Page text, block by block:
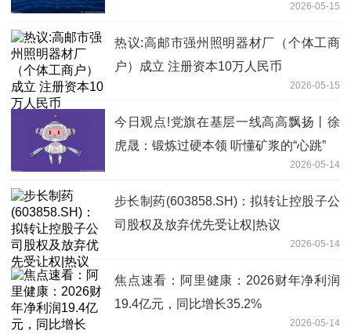
2026-05-15
热议:高邮市强州照明器材厂（个体工商
户）成立 注册资本10万人民币
2026-05-15
今日观点!党旗在基层一线高高飘扬丨徐
虎晟：锻炼过硬本领 听懂矿浆的“心跳”
2026-05-14
步长制药(603858.SH)：拟转让控股子公
司股权及放弃优先受让权|热议
2026-05-14
焦点速看：阿里健康：2026财年净利润
19.4亿元，同比增长35.2%
2026-05-14